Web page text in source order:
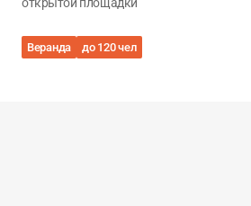
открытой площадки
Веранда до 120 чел